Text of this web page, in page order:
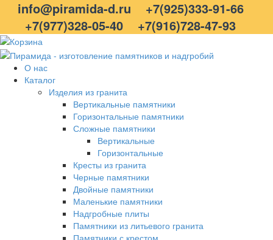
info@piramida-d.ru
+7(925)333-91-66
+7(977)328-05-40
+7(916)728-47-93
О нас
Каталог
Изделия из гранита
Вертикальные памятники
Горизонтальные памятники
Сложные памятники
Вертикальные
Горизонтальные
Кресты из гранита
Черные памятники
Двойные памятники
Маленькие памятники
Надгробные плиты
Памятники из литьевого гранита
Памятники с крестом